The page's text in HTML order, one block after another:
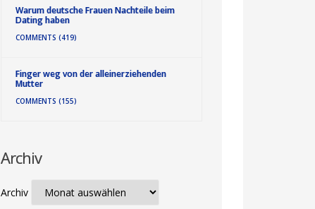
Warum deutsche Frauen Nachteile beim
Dating haben
COMMENTS (419)
Finger weg von der alleinerziehenden
Mutter
COMMENTS (155)
Archiv
Archiv